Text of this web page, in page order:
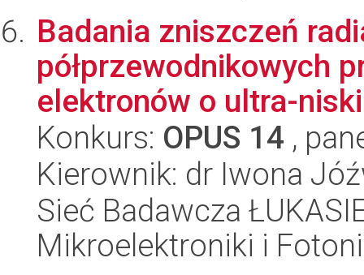
Badania zniszczeń
półprzewodnikowych
elektronów o ultra-
Konkurs: OPUS 14 ,
Kierownik: dr Iwona
Sieć Badawcza
Mikroelektroniki i